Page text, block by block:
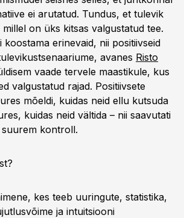
ei arutatud. Tundus, et tulevik
on üks kitsas valgustatud tee.
koostama erinevaid, nii positiivseid
avanes Risto
vaade tervele maastikule, kus
valgustatud rajad. Positiivsete
mõeldi, kuidas neid ellu kutsuda
kuidas neid vältida – nii saavutati
kontroll.
kes teeb uuringute, statistika,
ja intuitsiooni